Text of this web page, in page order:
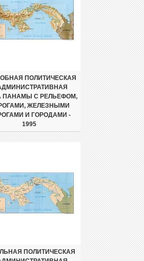
ПОЛИТИЧЕСКАЯ
ПАНАМЫ С РЕЛЬЕФОМ,
ЖЕЛЕЗНЫМИ
И ГОРОДАМИ -
1995
ПОЛИТИЧЕСКАЯ